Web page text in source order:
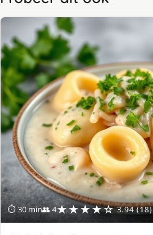
⏱ 30 min👥 4★★★★☆ 3.94 (18)